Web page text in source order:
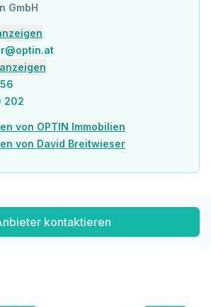
GmbH
202
von OPTIN Immobilien
von David Breitwieser
kontaktieren